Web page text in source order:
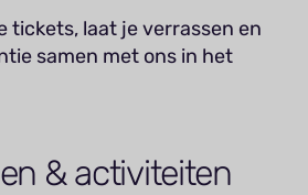
tickets, laat je verrassen en
samen met ons in het
& activiteiten